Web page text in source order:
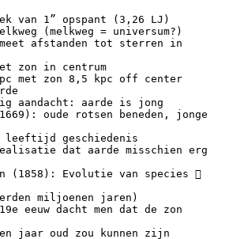
van 1” opspant (3,26 LJ)
(melkweg = universum?)
afstanden tot sterren in
zon in centrum
met zon 8,5 kpc off center
aandacht: aarde is jong
oude rotsen beneden, jonge
leeftijd geschiedenis
realisatie dat aarde misschien erg
(1858): Evolutie van species 
miljoenen jaren)
eeuw dacht men dat de zon
jaar oud zou kunnen zijn